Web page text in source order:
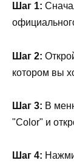
Шаг 1:
Шаг 2:
котором вы
Шаг 3: В
"Color" и
Шаг 4: